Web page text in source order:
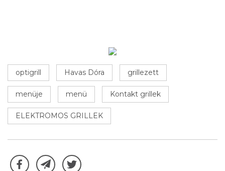
optigrill Havas Dóra grillezett
menüje menü Kontakt grillek
ELEKTROMOS GRILLEK